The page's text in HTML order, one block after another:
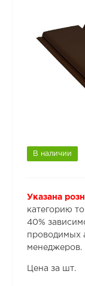
В наличии
Указана
категорию
40%
проводимых
менеджеров.
Цена за шт.